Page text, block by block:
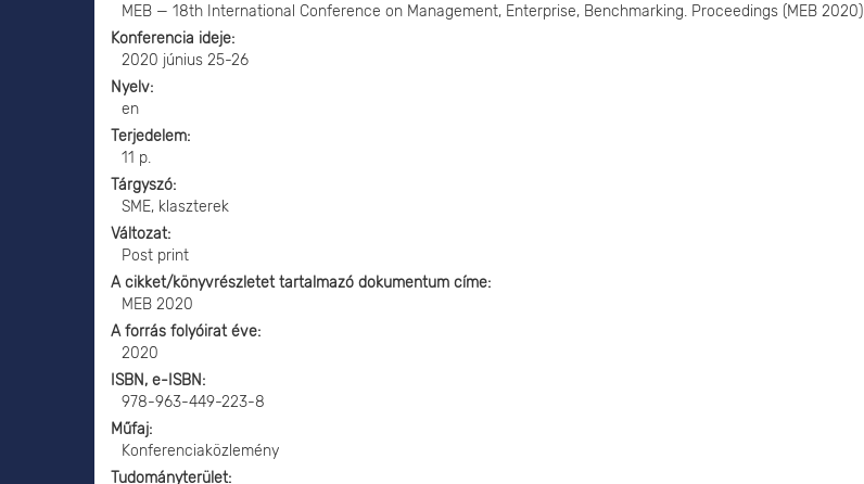
MEB — 18th International Conference on Management, Enterprise, Benchmarking. Proceedings (MEB 2020)
Konferencia ideje
2020 június 25-26
Nyelv
en
Terjedelem
11 p.
Tárgyszó
SME, klaszterek
Változat
Post print
A cikket/könyvrészletet tartalmazó dokumentum címe
MEB 2020
A forrás folyóirat éve
2020
ISBN, e-ISBN
978-963-449-223-8
Műfaj
Konferenciaközlemény
Tudományterület